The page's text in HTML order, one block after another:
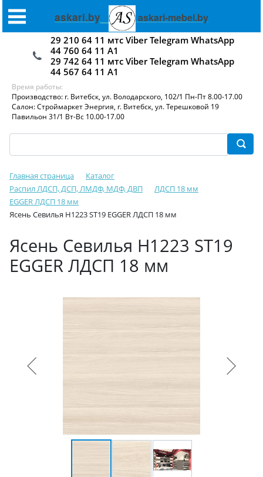
askari.by askari-mebel.by
29 210 64 11 мтс Viber Telegram WhatsApp
44 760 64 11 А1
29 742 64 11 мтс Viber Telegram WhatsApp
44 567 64 11 А1
Время работы:
Производство: г. Витебск, ул. Володарского, 102/1 Пн-Пт 8.00-17.00
Салон: Строймаркет Энергия, г. Витебск, ул. Терешковой 19
Павильон 31/1 Вт-Вс 10.00-17.00
Главная страница
Каталог
Распил ЛДСП, ДСП, ЛМДФ, МДФ, ДВП
ЛДСП 18 мм
EGGER ЛДСП 18 мм
Ясень Севилья H1223 ST19 EGGER ЛДСП 18 мм
Ясень Севилья H1223 ST19
EGGER ЛДСП 18 мм